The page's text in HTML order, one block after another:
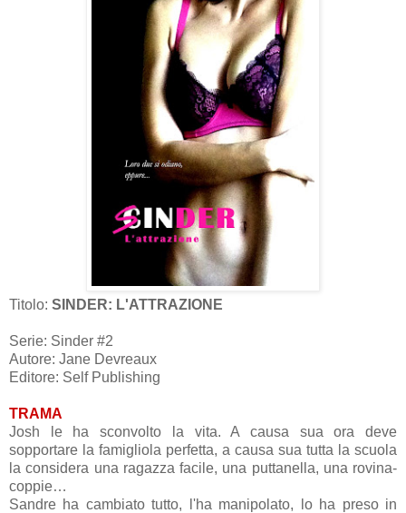
Titolo: SINDER: L'ATTRAZIONE
Serie: Sinder #2
Autore: Jane Devreaux
Editore: Self Publishing
TRAMA
Josh le ha sconvolto la vita. A causa sua ora deve
sopportare la famigliola perfetta, a causa sua tutta la scuola
la considera una ragazza facile, una puttanella, una rovina-
coppie…
Sandre ha cambiato tutto, l'ha manipolato, lo ha preso in